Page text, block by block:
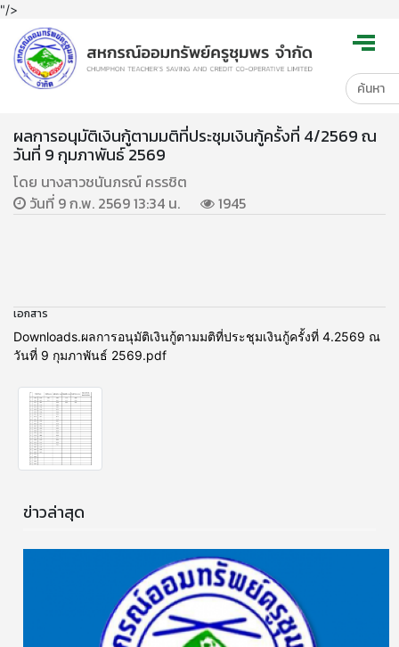
"/>
ผลการอนุมัติเงินกู้ตามมติที่ประชุมเงินกู้ครั้งที่ 4/2569 ณ
วันที่ 9 กุมภาพันธ์ 2569
โดย นางสาวชนันภรณ์ ครรชิต
วันที่ 9 ก.พ. 2569 13:34 น.
1945
เอกสาร
Downloads.ผลการอนุมัติเงินกู้ตามมติที่ประชุมเงินกู้ครั้งที่ 4.2569 ณ
วันที่ 9 กุมภาพันธ์ 2569.pdf
ข่าวล่าสุด